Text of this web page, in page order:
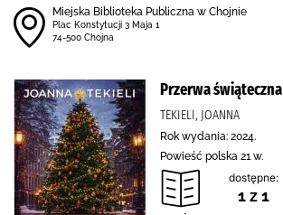
Miejska Biblioteka Publiczna w Chojnie
Plac Konstytucji 3 Maja 1
74-500 Chojna
Przerwa świąteczna
TEKIELI, JOANNA
Rok wydania: 2024.
Powieść polska 21 w.
dostępne:
1 z 1